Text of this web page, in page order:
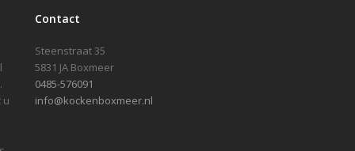
u
Contact
Steenstraat 35
5831 JA Boxmeer
0485-576091
info@kockenboxmeer.nl